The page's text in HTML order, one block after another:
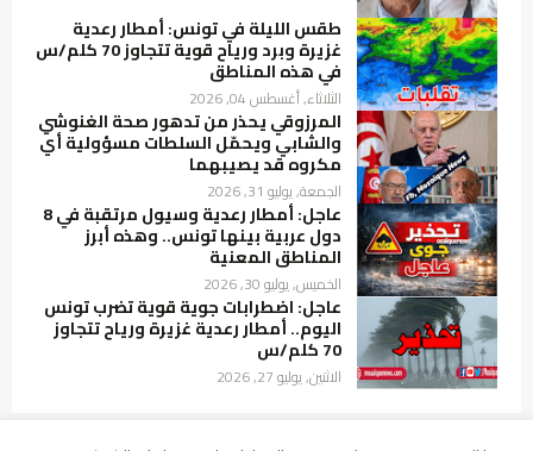
طقس الليلة في تونس: أمطار رعدية
غزيرة وبرد ورياح قوية تتجاوز 70 كلم/س
في هذه المناطق
الثلاثاء, أغسطس 04, 2026
المرزوقي يحذر من تدهور صحة الغنوشي
والشابي ويحمّل السلطات مسؤولية أي
مكروه قد يصيبهما
الجمعة, يوليو 31, 2026
عاجل: أمطار رعدية وسيول مرتقبة في 8
دول عربية بينها تونس.. وهذه أبرز
المناطق المعنية
الخميس, يوليو 30, 2026
عاجل: اضطرابات جوية قوية تضرب تونس
اليوم.. أمطار رعدية غزيرة ورياح تتجاوز
70 كلم/س
الاثنين, يوليو 27, 2026